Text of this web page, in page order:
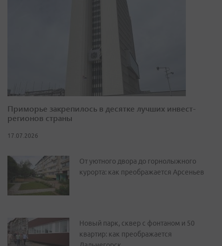
Приморье закрепилось в десятке лучших инвест-
регионов страны
17.07.2026
От уютного двора до горнолыжного
курорта: как преображается Арсеньев
Новый парк, сквер с фонтаном и 50
квартир: как преображается